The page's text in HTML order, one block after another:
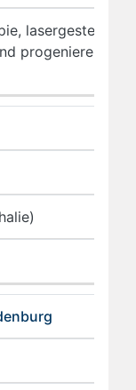
lasergesteuerte
progenierende